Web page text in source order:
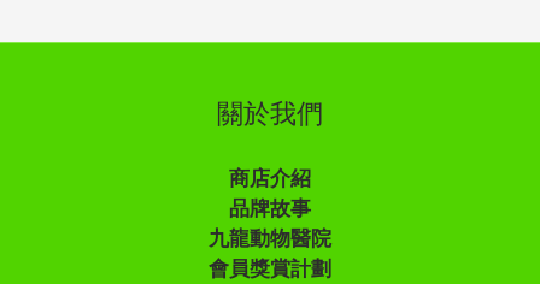
關於我們
商店介紹
品牌故事
九龍動物醫院
會員獎賞計劃